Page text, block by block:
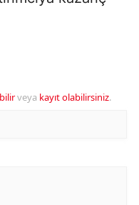
veya kayıt olabilirsiniz.